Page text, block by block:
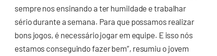
sempre nos ensinando a ter humildade e trabalhar
sério durante a semana. Para que possamos realizar
bons jogos, é necessário jogar em equipe. E isso nós
estamos conseguindo fazer bem”, resumiu o jovem